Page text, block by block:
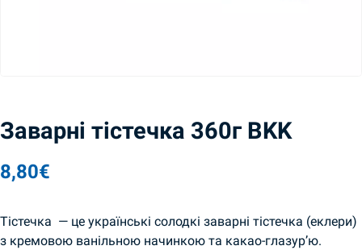
Заварні тістечка 360г BKK
8,80€
Тістечка — це українські солодкі заварні тістечка (еклери)
з кремовою ванільною начинкою та какао-глазур’ю.